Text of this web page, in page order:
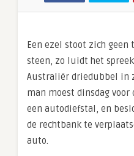
Een ezel stoot zich geen
steen, zo luidt het
Australiër driedubbel in
man moest dinsdag
een autodiefstal, en
de rechtbank te
auto.